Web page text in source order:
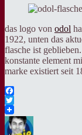
das logo von odol
1922, unten das
flasche ist
konstante element
marke existiert seit
Facebook
Twitter